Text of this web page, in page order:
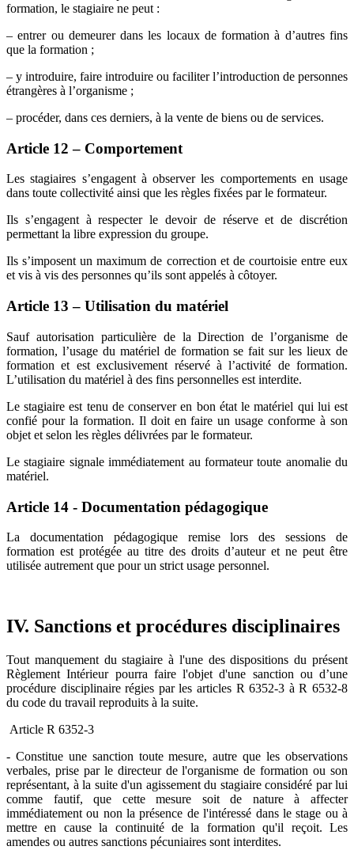
formation, le stagiaire ne peut :
– entrer ou demeurer dans les locaux de formation à d’autres fins
que la formation ;
– y introduire, faire introduire ou faciliter l’introduction de personnes
étrangères à l’organisme ;
– procéder, dans ces derniers, à la vente de biens ou de services.
Article 12 – Comportement
Les stagiaires s’engagent à observer les comportements en usage
dans toute collectivité ainsi que les règles fixées par le formateur.
Ils s’engagent à respecter le devoir de réserve et de discrétion
permettant la libre expression du groupe.
Ils s’imposent un maximum de correction et de courtoisie entre eux
et vis à vis des personnes qu’ils sont appelés à côtoyer.
Article 13 – Utilisation du matériel
Sauf autorisation particulière de la Direction de l’organisme de
formation, l’usage du matériel de formation se fait sur les lieux de
formation et est exclusivement réservé à l’activité de formation.
L’utilisation du matériel à des fins personnelles est interdite.
Le stagiaire est tenu de conserver en bon état le matériel qui lui est
confié pour la formation. Il doit en faire un usage conforme à son
objet et selon les règles délivrées par le formateur.
Le stagiaire signale immédiatement au formateur toute anomalie du
matériel.
Article 14 - Documentation pédagogique
La documentation pédagogique remise lors des sessions de
formation est protégée au titre des droits d’auteur et ne peut être
utilisée autrement que pour un strict usage personnel.
IV. Sanctions et procédures disciplinaires
Tout manquement du stagiaire à l'une des dispositions du présent
Règlement Intérieur pourra faire l'objet d'une sanction ou d’une
procédure disciplinaire régies par les articles R 6352-3 à R 6532-8
du code du travail reproduits à la suite.
Article R 6352-3
- Constitue une sanction toute mesure, autre que les observations
verbales, prise par le directeur de l'organisme de formation ou son
représentant, à la suite d'un agissement du stagiaire considéré par lui
comme fautif, que cette mesure soit de nature à affecter
immédiatement ou non la présence de l'intéressé dans le stage ou à
mettre en cause la continuité de la formation qu'il reçoit. Les
amendes ou autres sanctions pécuniaires sont interdites.